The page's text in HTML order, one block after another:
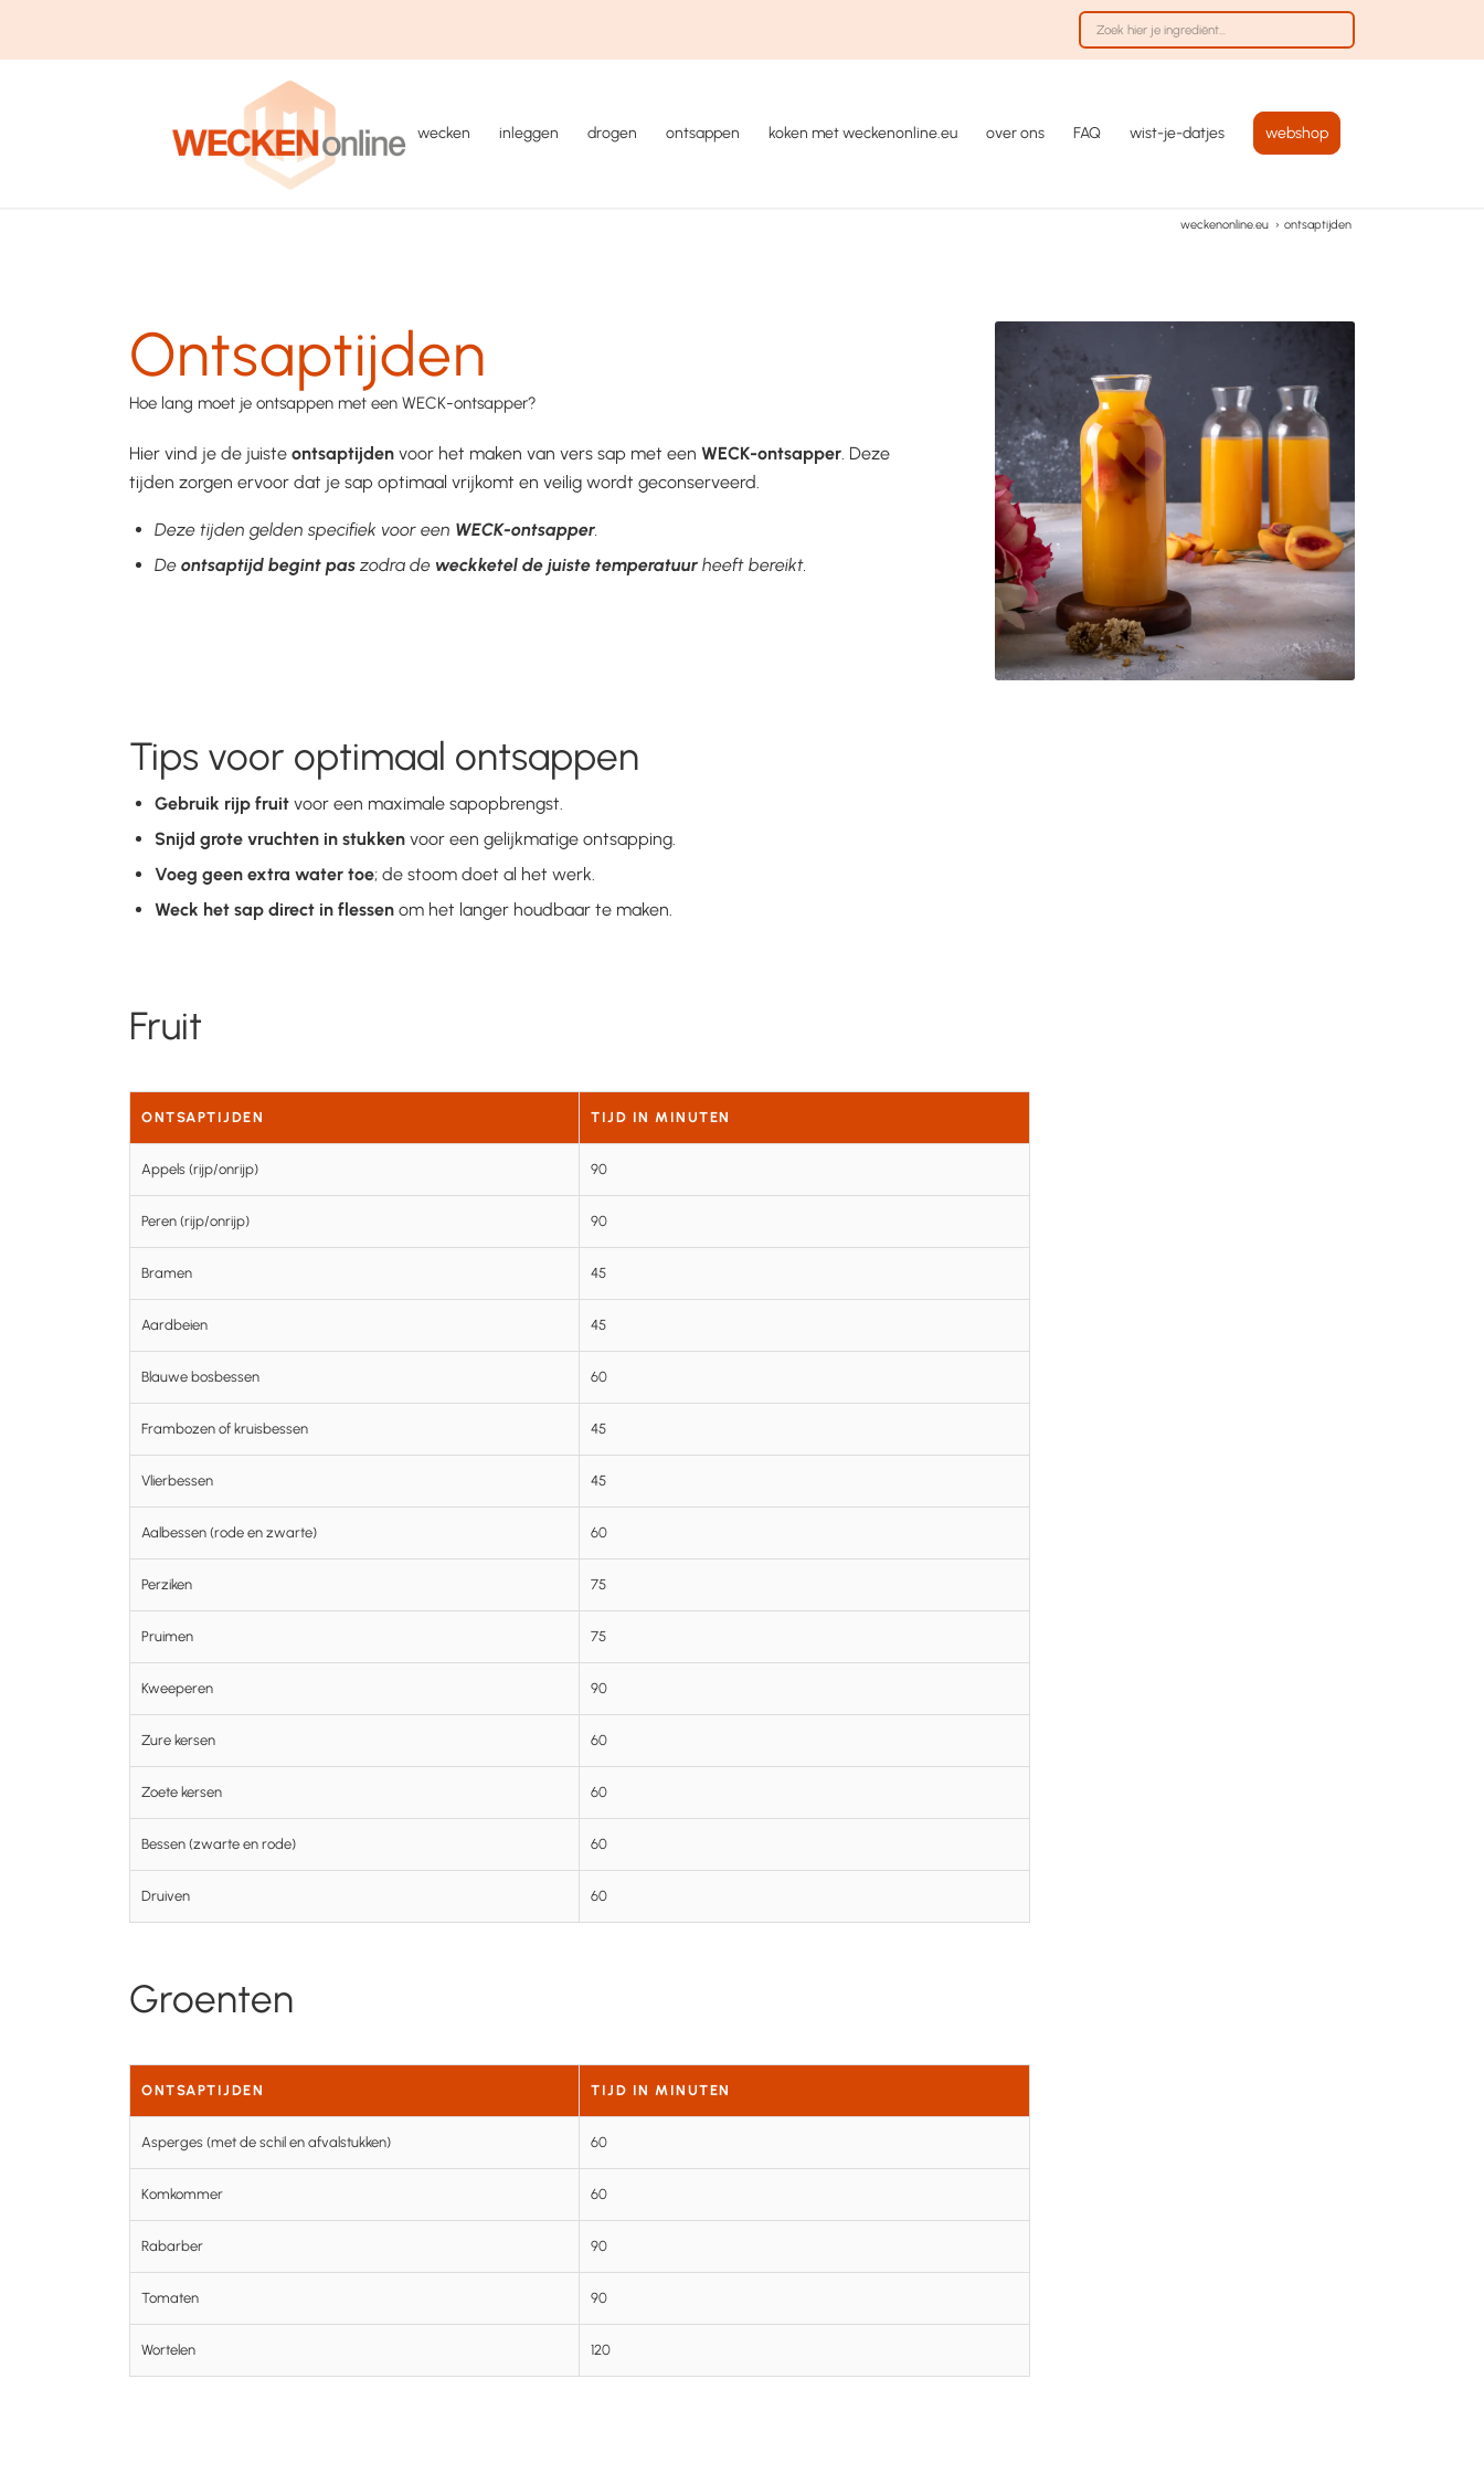
wecken inleggen drogen ontsappen koken met weckenonline.eu over ons FAQ wist-je-datjes webshop
weckenonline.eu › ontsaptijden
Ontsaptijden
Hoe lang moet je ontsappen met een WECK-ontsapper?
Hier vind je de juisteontsaptijden voor het maken van vers sap met eenWECK-ontsapper. Deze
tijden zorgen ervoor dat je sap optimaal vrijkomt en veilig wordt geconserveerd.
Deze tijden gelden specifiek voor een WECK-ontsapper
Deontsaptijd begint pas zodra de weckketel de juiste temperatuur heeft bereikt.
Tips voor optimaal ontsappen
Gebruik rijp fruit voor een maximale sapopbrengst.
Snijd grote vruchten in stukken voor een gelijkmatige ontsapping.
Voeg geen extra water toe; de stoom doet al het werk.
Weck het sap direct in flessen om het langer houdbaar te maken.
Fruit
ONTSAPTIJDEN TIJD IN MINUTEN
Appels (rijp/onrijp) 90
Peren (rijp/onrijp) 90
Bramen 45
Aardbeien 45
Blauwe bosbessen 60
Frambozen of kruisbessen 45
Vlierbessen 45
Aalbessen (rode en zwarte) 60
Perziken 75
Pruimen 75
Kweeperen 90
Zure kersen 60
Zoete kersen 60
Bessen (zwarte en rode) 60
Druiven 60
Groenten
ONTSAPTIJDEN TIJD IN MINUTEN
Asperges (met de schil en afvalstukken) 60
Komkommer 60
Rabarber 90
Tomaten 90
Wortelen 120